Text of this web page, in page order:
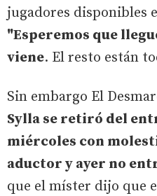
jugadores disponibles
"Esperemos que
viene. El resto están
Sin embargo El
Sylla se retiró del
miércoles con
aductor y ayer no
que el míster dijo que